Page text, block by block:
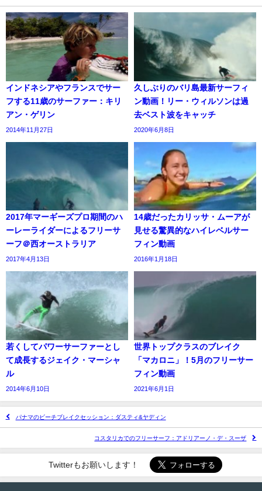
インドネシアやフランスでサー
フする11歳のサーファー：キリ
アン・ゲリン
2014年11月27日
久しぶりのバリ島最新サーフィ
ン動画！リー・ウィルソンは過
去ベスト波をキャッチ
2020年6月8日
2017年マーギーズプロ期間のハ
ーレーライダーによるフリーサ
ーフ＠西オーストラリア
2017年4月13日
14歳だったカリッサ・ムーアが
見せる驚異的なハイレベルサー
フィン動画
2016年1月18日
若くしてパワーサーファーとし
て成長するジェイク・マーシャ
ル
2014年6月10日
世界トップクラスのブレイク
「マカロニ」！5月のフリーサー
フィン動画
2021年6月1日
パナマのビーチブレイクセッション：ダスティ&ヤディン
コスタリカでのフリーサーフ：アドリアーノ・デ・スーザ
Twitterもお願いします！